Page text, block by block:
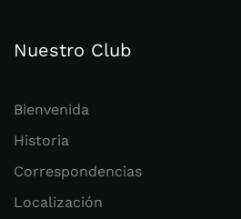
Nuestro Club
Bienvenida
Historia
Correspondencias
Localización